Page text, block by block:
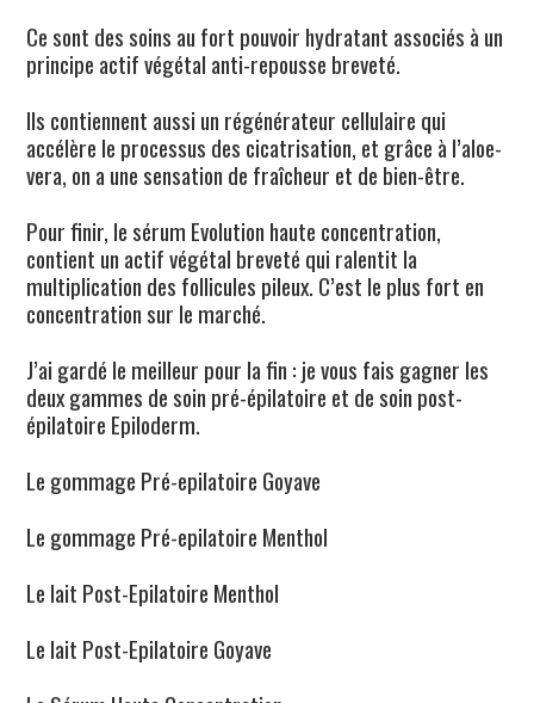
Ce sont des soins au fort pouvoir hydratant associés à un
principe actif végétal anti-repousse breveté.
Ils contiennent aussi un régénérateur cellulaire qui
accélère le processus des cicatrisation, et grâce à l’aloe-
vera, on a une sensation de fraîcheur et de bien-être.
Pour finir, le sérum Evolution haute concentration,
contient un actif végétal breveté qui ralentit la
multiplication des follicules pileux. C’est le plus fort en
concentration sur le marché.
J’ai gardé le meilleur pour la fin : je vous fais gagner les
deux gammes de soin pré-épilatoire et de soin post-
épilatoire Epiloderm.
Le gommage Pré-epilatoire Goyave
Le gommage Pré-epilatoire Menthol
Le lait Post-Epilatoire Menthol
Le lait Post-Epilatoire Goyave